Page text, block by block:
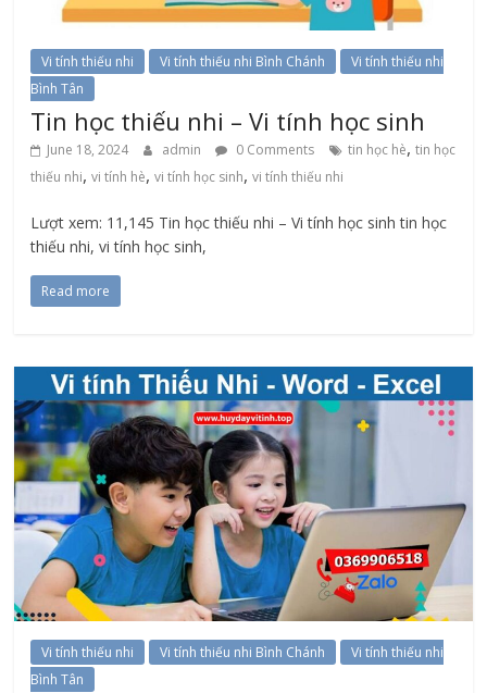
Vi tính thiếu nhi Vi tính thiếu nhi Bình Chánh
Vi tính thiếu nhi
Bình Tân
Tin học thiếu nhi – Vi tính học sinh
June 18, 2024 admin 0 Comments tin học hè,tin học
thiếu nhi,vi tính hè,vi tính học sinh,vi tính thiếu nhi
Lượt xem: 11,145 Tin học thiếu nhi – Vi tính học sinh tin học
thiếu nhi, vi tính học sinh,
Read more
Vi tính thiếu nhi Vi tính thiếu nhi Bình Chánh
Vi tính thiếu nhi
Bình Tân